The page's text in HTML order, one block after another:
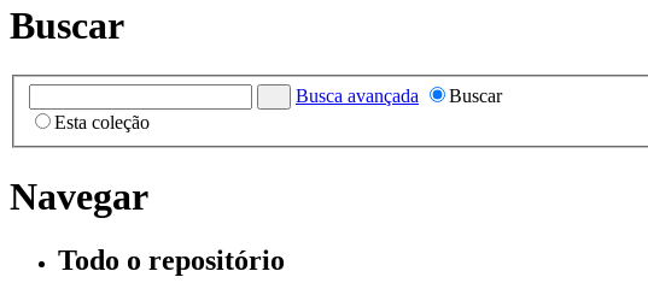
Buscar
Busca avançada
Buscar
Esta coleção
Navegar
Todo o repositório